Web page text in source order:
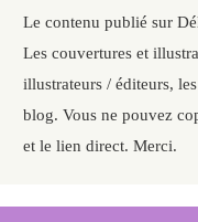
Le contenu publié sur
Les couvertures et
illustrateurs / éditeurs,
blog. Vous ne pouvez
et le lien direct. Merci.